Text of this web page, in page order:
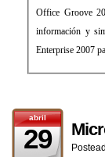
Office Groove
información y
Enterprise 2007
abril
29